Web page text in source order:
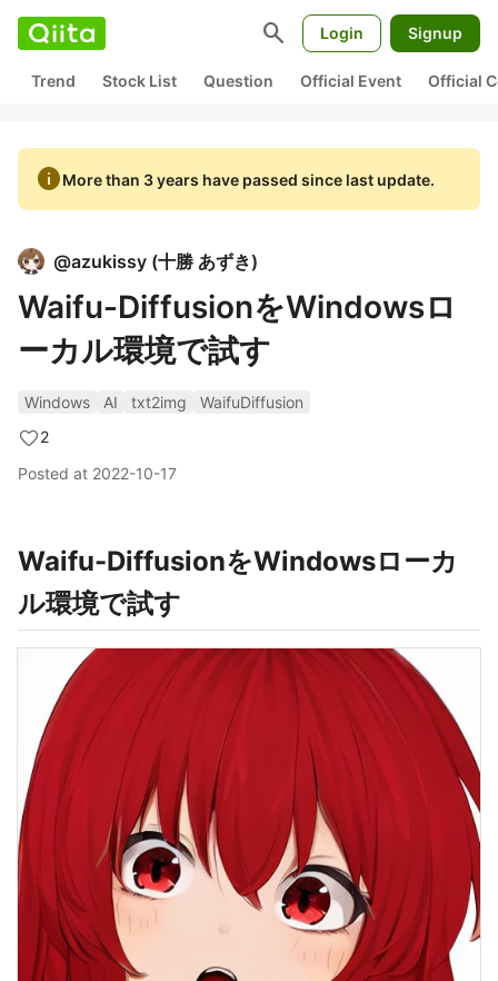
search Login Signup
Trend Stock List Question Official Event Official
infoMore than 3 years have passed since last update.
@azukissy (十勝 あずき)
Waifu-DiffusionをWindowsロ
ーカル環境で試す
Windows AI txt2img
WaifuDiffusion
2
Posted at 2022-10-17
Waifu-DiffusionをWindowsローカ
ル環境で試す